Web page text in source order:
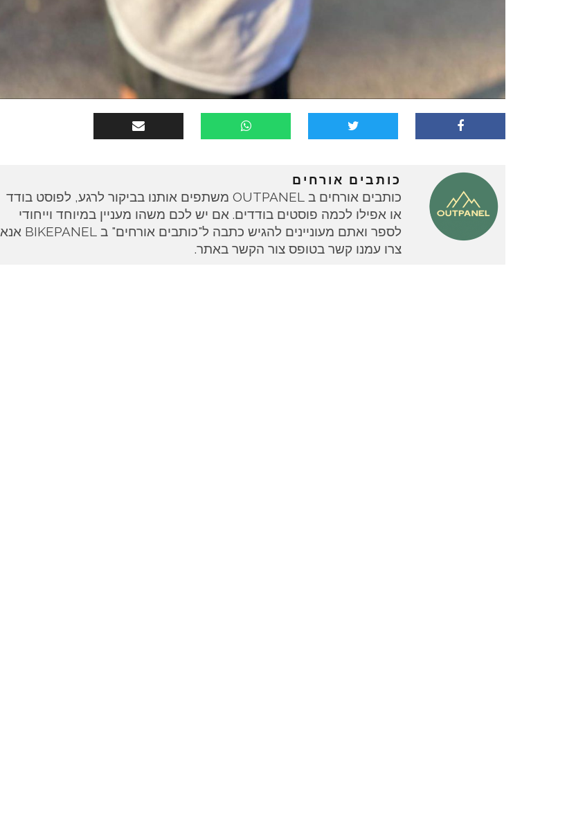
כותבים אורחים
כותבים אורחים ב OUTPANEL משתפים אותנו בביקור לרגע, לפוסט בודד
או אפילו לכמה פוסטים בודדים. אם יש לכם משהו מעניין במיוחד וייחודי
לספר ואתם מעוניינים להגיש כתבה ל"כותבים אורחים" ב BIKEPANEL אנא
צרו עמנו קשר בטופס צור הקשר באתר.